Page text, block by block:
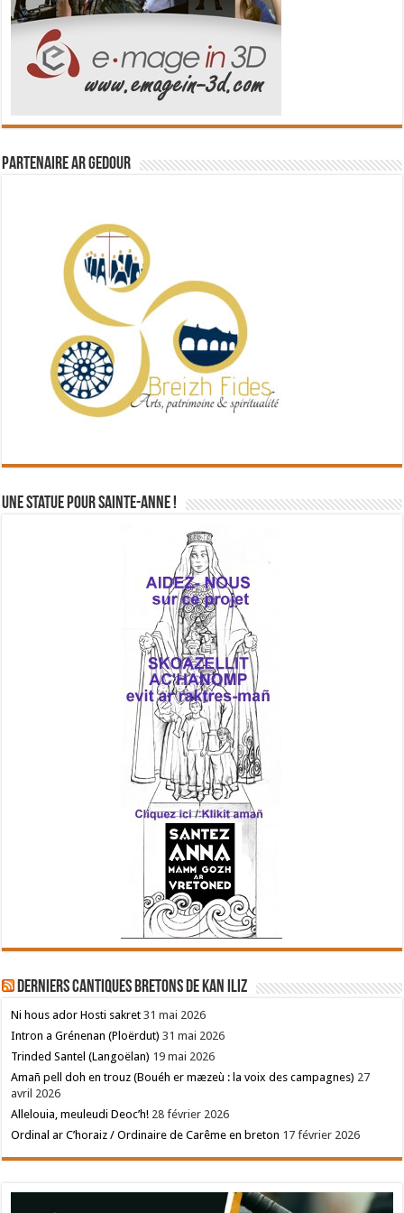
Partenaire Ar Gedour
Une statue pour Sainte-Anne !
Derniers cantiques bretons de Kan Iliz
Ni hous ador Hosti sakret 31 mai 2026
Intron a Grénenan (Ploërdut) 31 mai 2026
Trinded Santel (Langoëlan) 19 mai 2026
Amañ pell doh en trouz (Bouéh er mæzeù : la voix des campagnes) 27
avril 2026
Allelouia, meuleudi Deoc’h! 28 février 2026
Ordinal ar C’horaiz / Ordinaire de Carême en breton 17 février 2026